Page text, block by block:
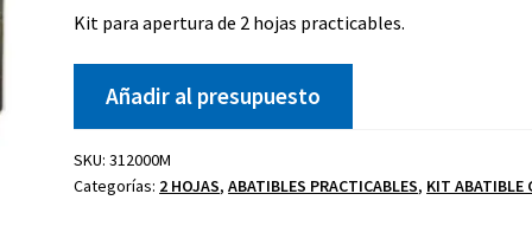
Kit para apertura de 2 hojas practicables.
Añadir al presupuesto
SKU:312000M
Categorías: 2 HOJAS,ABATIBLES PRACTICABLES, KIT ABATIBLE
Uñero
40-20
Kit celosía